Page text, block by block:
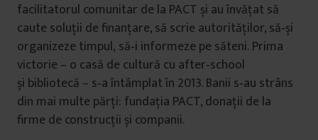
facilitatorul comunitar de la PACT și au învățat să
caute soluții de finanțare, să scrie autorităților, să‐și
organizeze timpul, să‐i informeze pe săteni. Prima
victorie – o casă de cultură cu after‐school
și bibliotecă – s‐a întâmplat în 2013. Banii s‐au strâns
din mai multe părți: fundația PACT, donații de la
firme de construcții și companii.